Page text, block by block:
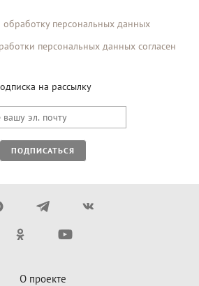
обработку персональных данных
персональных данных согласен
на рассылку
ПОДПИСАТЬСЯ
О проекте